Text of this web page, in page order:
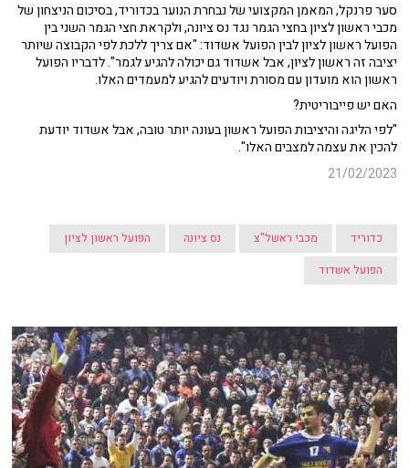
סער פרנקל, המאמן המקצועי של נבחרת הנוער בכדוריד, בסיכום הניצחון של
מכבי ראשון לציון בחצי הגמר נגד נס ציונה, ולקראת חצי הגמר השני בין
הפועל ראשון לציון לבין הפועל אשדוד: "אם צריך ללכת לפי הקבוצה שיותר
יציבה זה ראשון לציון, אבל אשדוד גם יכולה להגיע לגמר". לדבריו הפועל
ראשון הוא מועדון עם מסורת ויודעים להגיע למעמדים האלו.
האם יש פייבוריטית?
"לפי הליגה והיציבות הפועל ראשון בעונה יותר טובה, אבל אשדוד יודעת
להכין את עצמה למצבים האלו".
21/02/2023
כדוריד מכבי ראשל"צ נס ציונה
הפועל ראשון לציון
הפועל אשדוד